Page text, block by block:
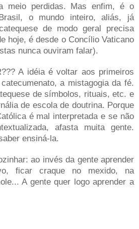
meio perdidas. Mas enfim, é o
o mundo inteiro, aliás, já
de modo geral precisa
hoje, é desde o Concílio Vaticano
nunca ouviram falar).
A idéia é voltar aos primeiros
a mistagogia da fé.
de símbolos, rituais, etc. e
de escola de doutrina. Porque
é mal interpretada e se não
afasta muita gente.
ensiná-la.
ao invés da gente aprender
ficar craque no mexido, na
A gente quer logo aprender a